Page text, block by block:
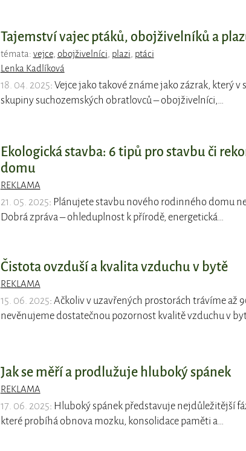
Tajemství vajec ptáků, obojživelníků a
témata: vejce, obojživelníci plazi ptáci
Lenka Kadlíková
18. 04. 2025: Vejce jako takové známe jako zázrak, který v
skupiny suchozemských obratlovců – obojživelníci,…
Ekologická stavba: 6 tipů pro stavbu či
domu
REKLAMA
21. 05. 2025: Plánujete stavbu nového rodinného domu
Dobrá zpráva – ohleduplnost k přírodě, energetická…
Čistota ovzduší a kvalita vzduchu v bytě
REKLAMA
15. 06. 2025: Ačkoliv v uzavřených prostorách trávíme až
nevěnujeme dostatečnou pozornost kvalitě vzduchu v
Jak se měří a prodlužuje hluboký spánek
REKLAMA
17. 06. 2025: Hluboký spánek představuje nejdůležitější
které probíhá obnova mozku, konsolidace paměti a…